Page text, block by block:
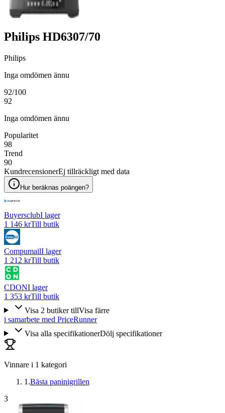
Philips HD6307/70
Philips
Inga omdömen ännu
92/100
92
Inga omdömen ännu
Popularitet
98
Trend
90
KundrecensionerEj tillräckligt med data
Hur beräknas poängen?
BuyersclubI lager
1 146 krTill butik
CompumailI lager
1 212 krTill butik
CDONI lager
1 353 krTill butik
Visa 2 butiker tillVisa färre
i samarbete med PriceRunner
Visa alla specifikationerDölj specifikationer
Vinnare i 1 kategori
1 .Bästa paninigrillen
3